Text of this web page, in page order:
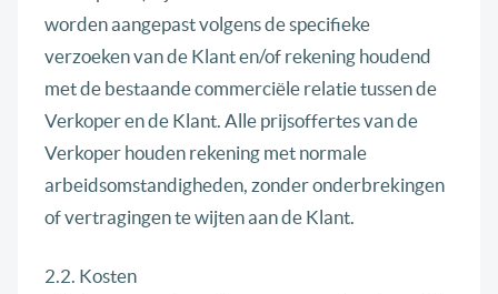
worden aangepast volgens de specifieke
verzoeken van de Klant en/of rekening houdend
met de bestaande commerciële relatie tussen de
Verkoper en de Klant. Alle prijsoffertes van de
Verkoper houden rekening met normale
arbeidsomstandigheden, zonder onderbrekingen
of vertragingen te wijten aan de Klant.
2.2. Kosten